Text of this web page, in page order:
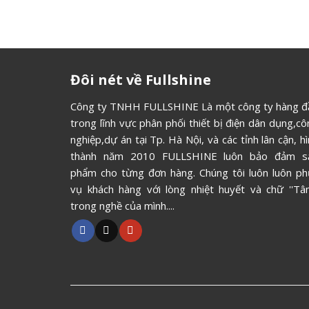
Đôi nét về Fullshine
Công ty TNHH FULLSHINE Là một công ty hàng
trong lĩnh vực phân phối thiết bị điện dân
nghiệp,dự án tại Tp. Hà Nội, và các tỉnh lân cận,
thành năm 2010 FULLSHINE luôn bảo đảm
phẩm cho từng đơn hàng. Chúng tôi luôn luôn
vụ khách hàng với lòng nhiệt huyết và chữ
trong nghề của mình....